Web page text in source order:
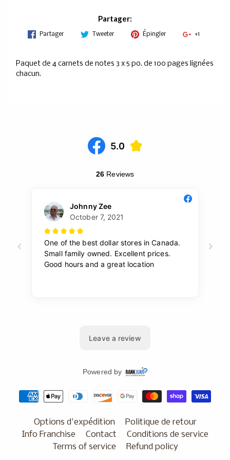
Partager:
Partager Tweeter Épingler +1
Paquet de 4 carnets de notes 3 x 5 po. de 100 pages lignées
chacun.
Options d'expédition
Politique de retour
Info Franchise
Contact
Conditions de service
Terms of service
Refund policy